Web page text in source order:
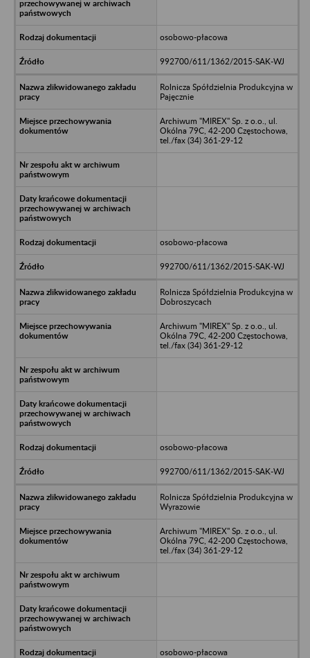
osobowo-płacowa
992700/611/1362/2015-SAK-WJ
Rolnicza Spółdzielnia Produkcyjna w
Pajęcznie
Archiwum "MIREX" Sp. z o.o., ul.
Okólna 79C, 42-200 Częstochowa,
tel./fax (34) 361-29-12
osobowo-płacowa
992700/611/1362/2015-SAK-WJ
Rolnicza Spółdzielnia Produkcyjna w
Dobroszycach
Archiwum "MIREX" Sp. z o.o., ul.
Okólna 79C, 42-200 Częstochowa,
tel./fax (34) 361-29-12
osobowo-płacowa
992700/611/1362/2015-SAK-WJ
Rolnicza Spółdzielnia Produkcyjna w
Wyrazowie
Archiwum "MIREX" Sp. z o.o., ul.
Okólna 79C, 42-200 Częstochowa,
tel./fax (34) 361-29-12
osobowo-płacowa